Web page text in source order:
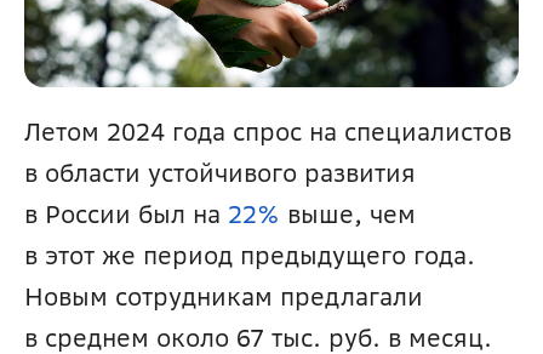
Летом 2024 года спрос на специалистов
в области устойчивого развития
в России был на 22% выше, чем
в этот же период предыдущего года.
Новым сотрудникам предлагали
в среднем около 67 тыс. руб. в месяц.